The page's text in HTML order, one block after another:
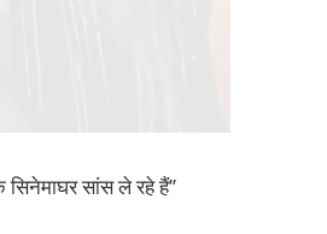
सांस ले रहे हैं”